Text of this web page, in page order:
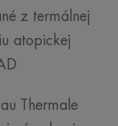
z termálnej
atopickej
Thermale